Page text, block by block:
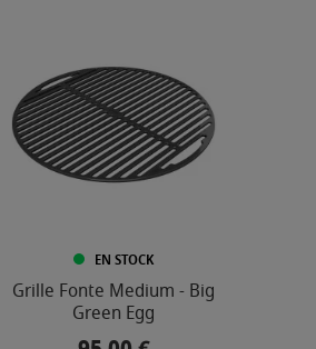
EN STOCK
Grille Fonte Medium - Big
Green Egg